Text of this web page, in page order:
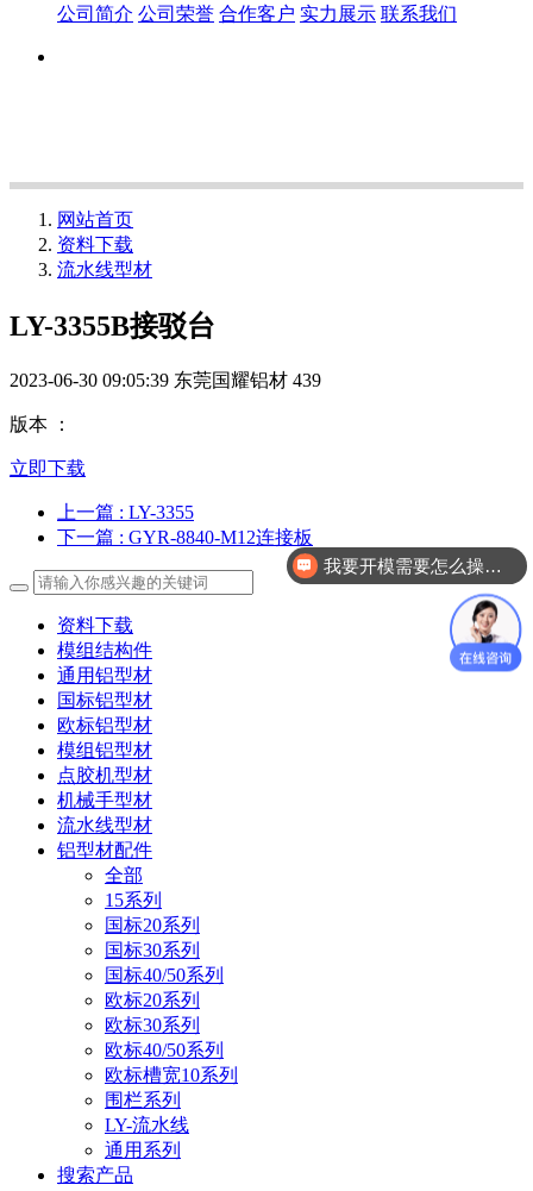
公司简介 公司荣誉 合作客户 实力展示 联系我们
网站首页
资料下载
流水线型材
LY-3355B接驳台
2023-06-30 09:05:39 东莞国耀铝材 439
版本 ：
立即下载
上一篇 : LY-3355
下一篇 : GYR-8840-M12连接板
资料下载
模组结构件
通用铝型材
国标铝型材
欧标铝型材
模组铝型材
点胶机型材
机械手型材
流水线型材
铝型材配件
全部
15系列
国标20系列
国标30系列
国标40/50系列
欧标20系列
欧标30系列
欧标40/50系列
欧标槽宽10系列
围栏系列
LY-流水线
通用系列
搜索产品
我要开模需要怎么操作？